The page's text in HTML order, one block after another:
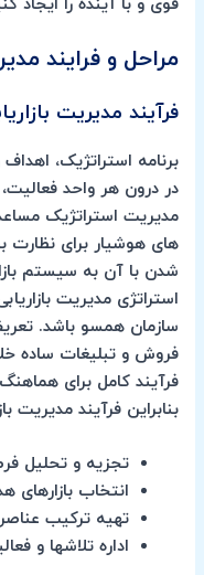
قوی و با آینده را ایجاد
مراحل و فرایند
فرآیند مدیریت
برنامه استراتژیک،
در درون هر واحد فعالیت،
مدیریت استراتژیک
های هوشیار برای نظارت
شدن با آن به سیستم
استراتژی مدیریت
سازمان همسو باشد.
فروش و تبلیغات ساده
فرآیند کامل برای
بنابراین فرآیند
تجزیه و تحلیل
انتخاب بازارهای
تهیه ترکیب عناصر
اداره تلاشها و